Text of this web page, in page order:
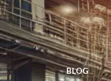
BLOG